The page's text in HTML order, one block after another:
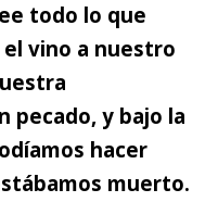
todo lo que
vino a nuestro
pecado, y bajo la
hacer
muerto.